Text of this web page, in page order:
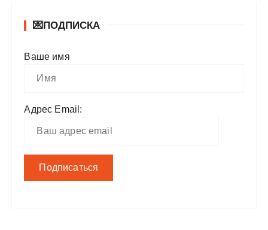
💌ПОДПИСКА
Ваше имя
Адрес Email: